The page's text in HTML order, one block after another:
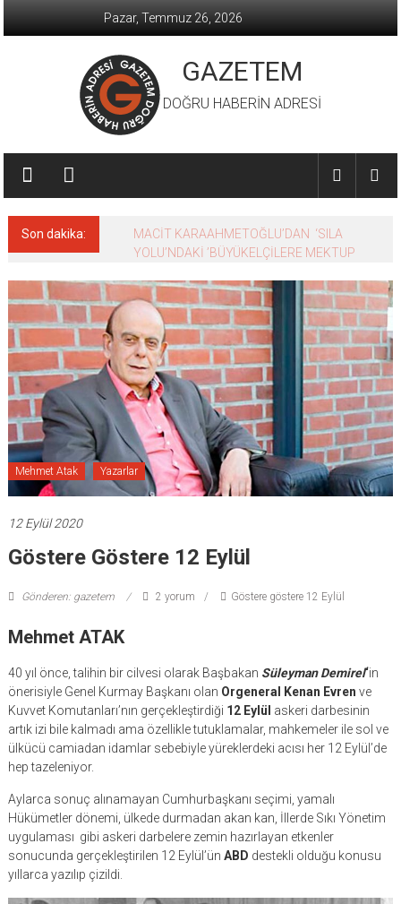
Pazar, Temmuz 26, 2026
GAZETEM
DOĞRU HABERİN ADRESİ
Son dakika:
MACİT KARAAHMETOĞLU’DAN ‘SILA
YOLU’NDAKİ ’BÜYÜKELÇİLERE MEKTUP
Mehmet Atak Yazarlar
12 Eylül 2020
Göstere Göstere 12 Eylül
Gönderen: gazetem 2 yorum Göstere göstere 12 Eylül
Mehmet ATAK
40 yıl önce, talihin bir cilvesi olarak Başbakan Süleyman Demirel‘in
önerisiyle Genel Kurmay Başkanı olan Orgeneral Kenan Evren ve
Kuvvet Komutanları’nın gerçekleştirdiği 12 Eylül askeri darbesinin
artık izi bile kalmadı ama özellikle tutuklamalar, mahkemeler ile sol ve
ülkücü camiadan idamlar sebebiyle yüreklerdeki acısı her 12 Eylül’de
hep tazeleniyor.
Aylarca sonuç alınamayan Cumhurbaşkanı seçimi, yamalı
Hükümetler dönemi, ülkede durmadan akan kan, İllerde Sıkı Yönetim
uygulaması gibi askeri darbelere zemin hazırlayan etkenler
sonucunda gerçekleştirilen 12 Eylül’ün ABD destekli olduğu konusu
yıllarca yazılıp çizildi.